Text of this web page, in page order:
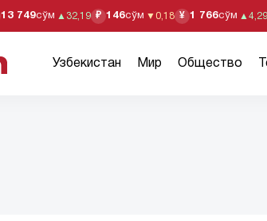
13 749сўм ▲ 32,19 ₽ 146сўм ▼ 0,18 ¥ 1 766сўм ▲ 4,29
Узбекистан Мир Общество